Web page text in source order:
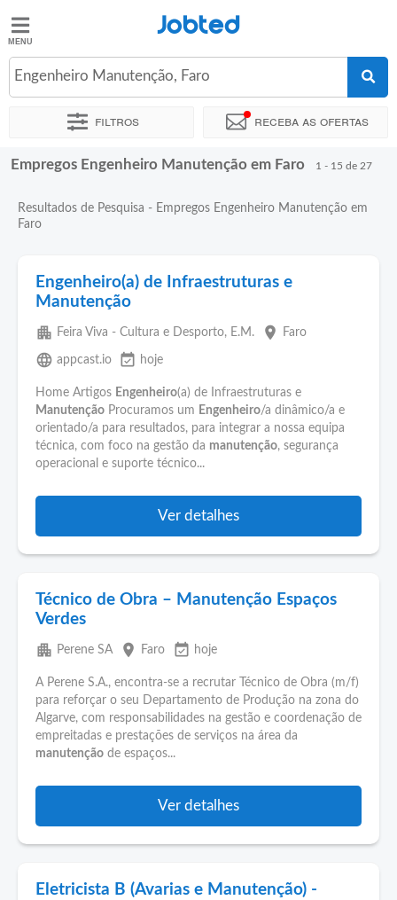
Jobted
Empregos
Salários
Jobted
Engenheiro Manutenção, Faro
Filtros Receba as ofertas
Ordenar por Localidade exata Empresa Agência de
Empregos Engenheiro Manutenção em Faro 1 - 15 de 27
Resultados de Pesquisa - Empregos Engenheiro Manutenção em
Faro
Engenheiro(a) de Infraestruturas e
Manutenção
apartment Feira Viva - Cultura e Desporto, E.M. place Faro
language appcast.io event_available hoje
Home Artigos Engenheiro(a) de Infraestruturas e
Manutenção Procuramos um Engenheiro/a dinâmico/a e
orientado/a para resultados, para integrar a nossa equipa
técnica, com foco na gestão da manutenção, segurança
operacional e suporte técnico...
Ver detalhes
Técnico de Obra – Manutenção Espaços
Verdes
apartment Perene SA place Faro event_available hoje
A Perene S.A., encontra-se a recrutar Técnico de Obra (m/f)
para reforçar o seu Departamento de Produção na zona do
Algarve, com responsabilidades na gestão e coordenação de
empreitadas e prestações de serviços na área da
manutenção de espaços...
Ver detalhes
Eletricista B (Avarias e Manutenção) -